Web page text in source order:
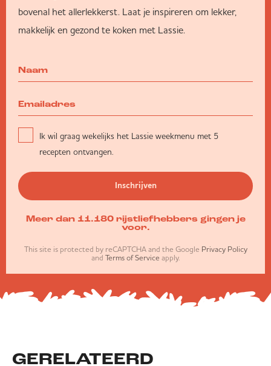
bovenal het allerlekkerst. Laat je inspireren om lekker,
makkelijk en gezond te koken met Lassie.
Ik wil graag wekelijks het Lassie weekmenu met 5
recepten ontvangen.
Inschrijven
Meer dan 11.180 rijstliefhebbers gingen je
voor.
This site is protected by reCAPTCHA and the Google Privacy Policy
and Terms of Service apply.
GERELATEERD